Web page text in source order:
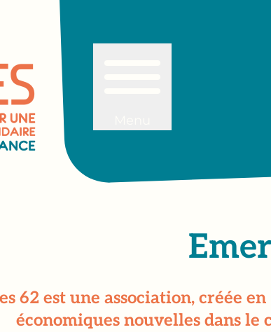
62 est une association, créée
économiques nouvelles dans le